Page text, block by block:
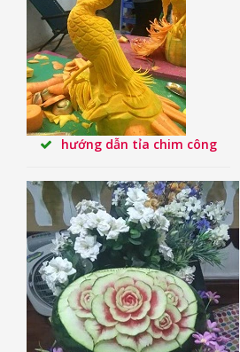
hướng dẫn tỉa chim công